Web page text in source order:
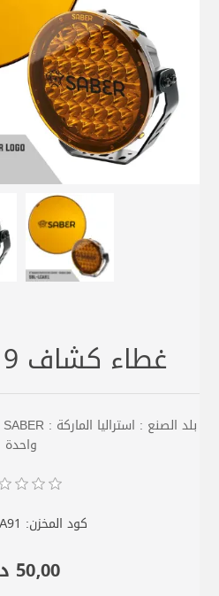
غطاء كشاف 9 انش سايبر
واحدة
كود المخزن:
50٫00 د.إ.‏